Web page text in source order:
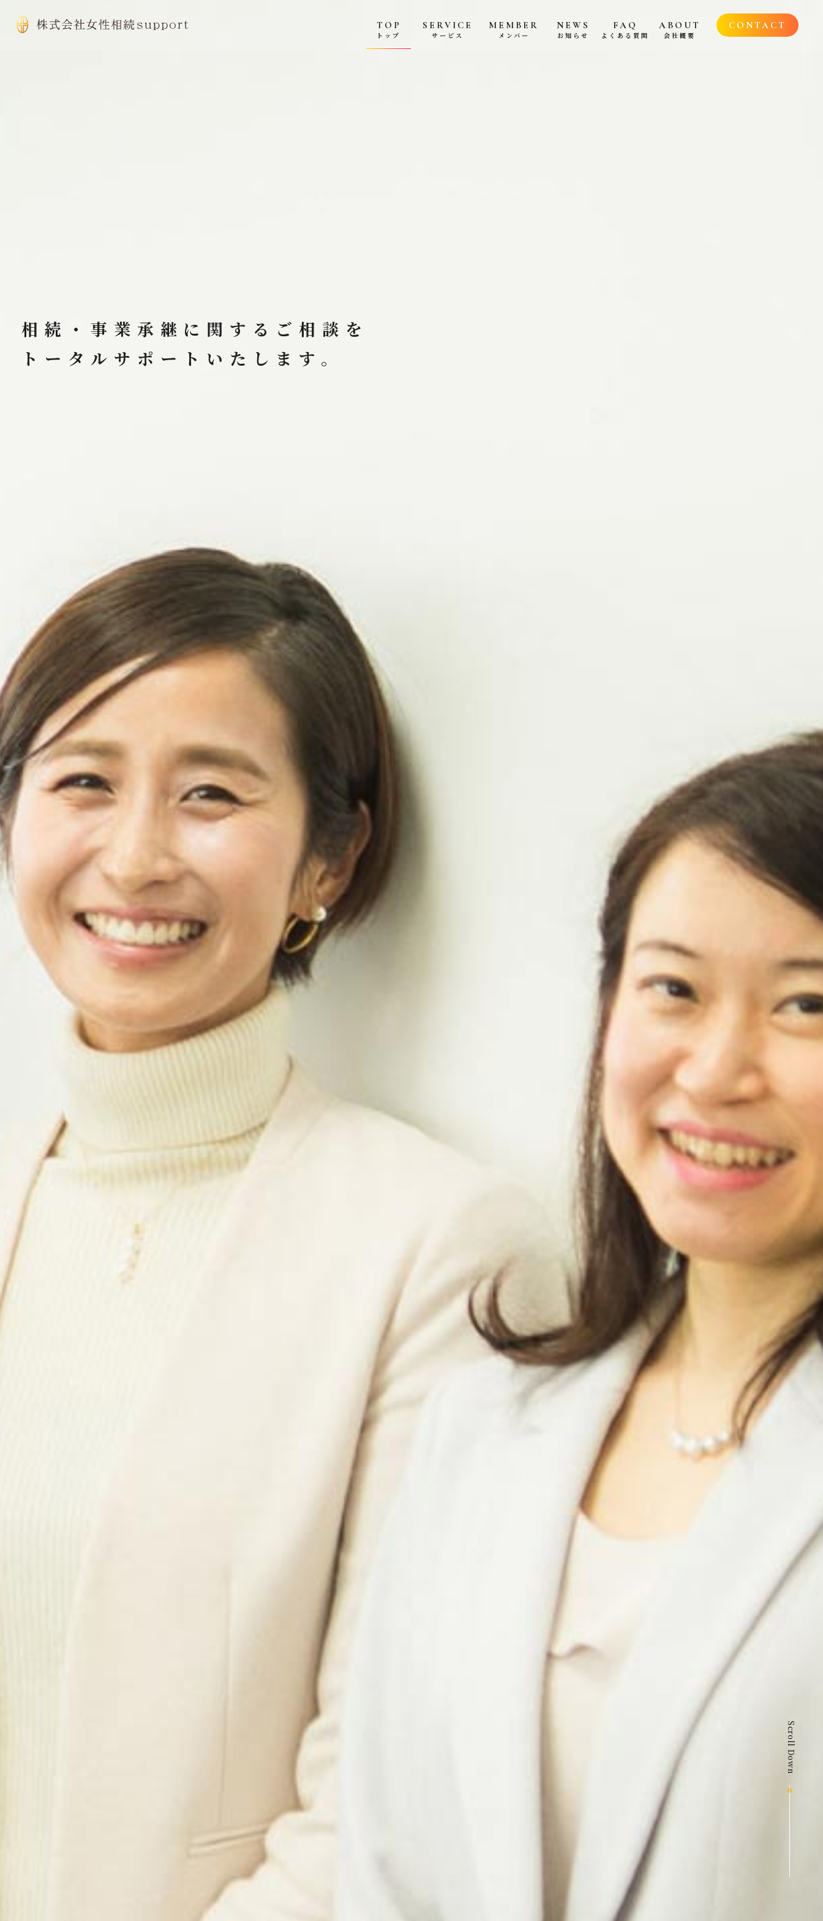
TOP
トップ
SERVICE
サービス
MEMBER
メンバー
NEWS
お知らせ
FAQ
よくある質問
ABOUT
会社概要
CONTACT
相続・事業承継に関するご相談を
トータルサポートいたします。
Scroll Down